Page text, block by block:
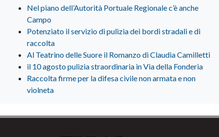
Nel piano dell’Autorità Portuale Regionale c’è anche
Campo
Potenziato il servizio di pulizia dei bordi stradali e di
raccolta
Al Teatrino delle Suore il Romanzo di Claudia Camilletti
il 10 agosto pulizia straordinaria in Via della Fonderia
Raccolta firme per la difesa civile non armata e non
violneta